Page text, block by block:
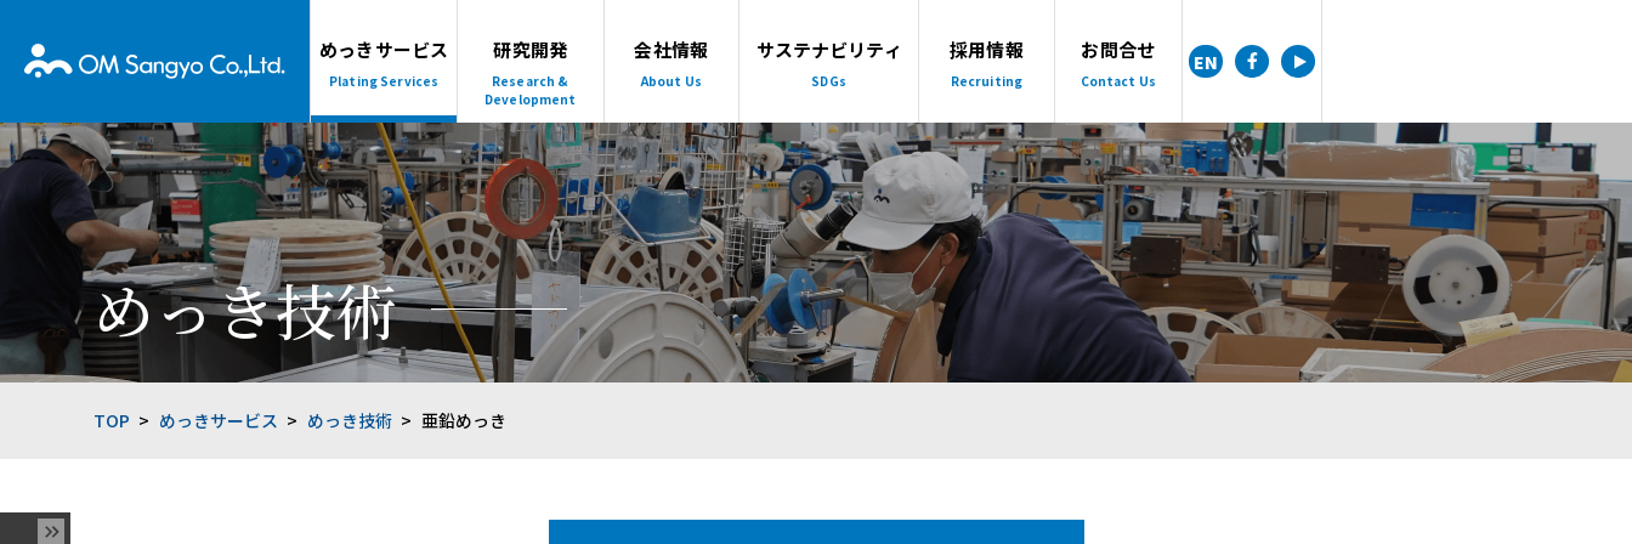
めっきサービス
Plating Services
研究開発
Research &
Development
会社情報
About Us
サステナビリティ
SDGs
採用情報
Recruiting
お問合せ
Contact Us
EN
めっき技術
TOP めっきサービス めっき技術 亜鉛めっき